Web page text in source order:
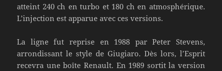
atteint 240 ch en turbo et 180 ch en atmosphérique.
L’injection est apparue avec ces versions.
La ligne fut reprise en 1988 par Peter Stevens,
arrondissant le style de Giugiaro. Dès lors, l’Esprit
recevra une boîte Renault. En 1989 sortit la version